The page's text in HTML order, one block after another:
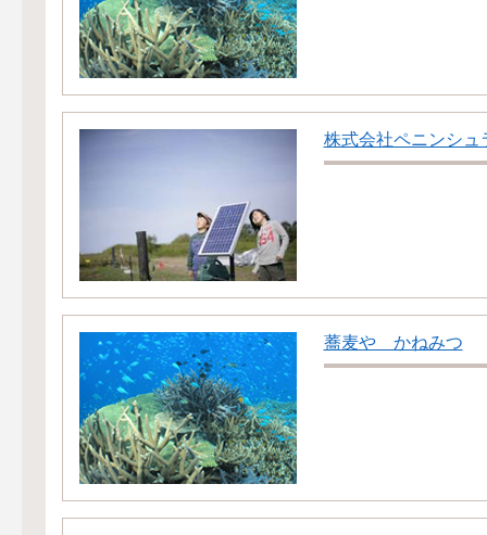
株式会社ペニンシュ
蕎麦や かねみつ